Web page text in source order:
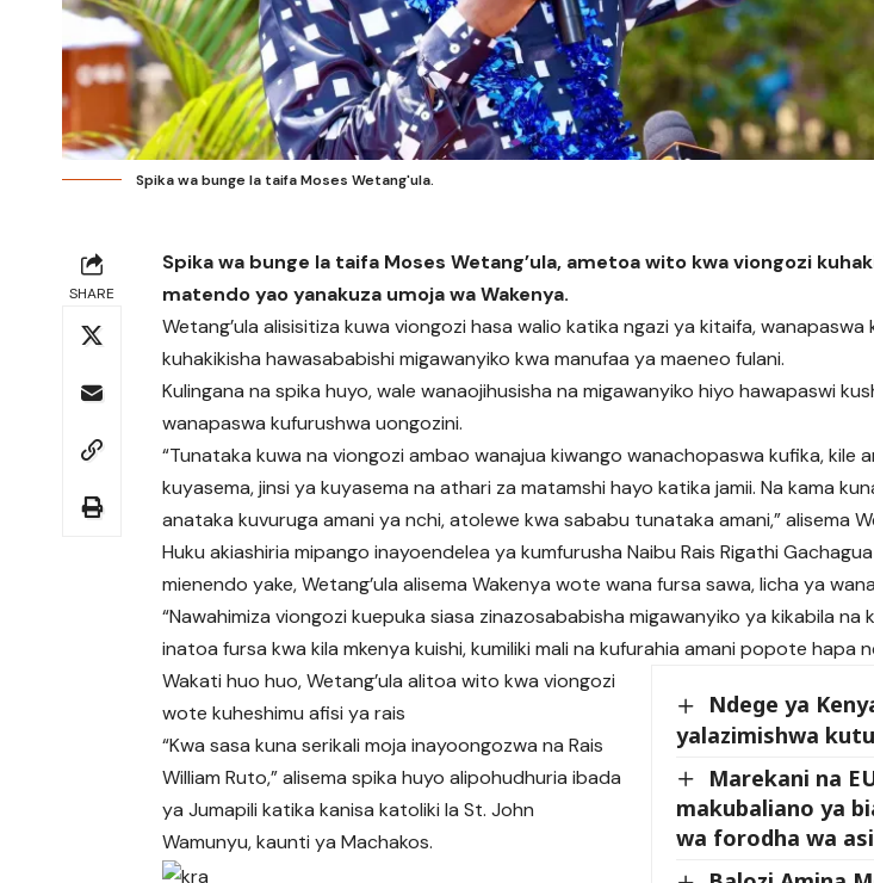
Spika wa bunge la taifa Moses Wetang'ula.
SHARE
Spika wa bunge la taifa Moses Wetang’ula, ametoa wito kwa viongozi
matendo yao yanakuza umoja wa Wakenya.
Wetang’ula alisisitiza kuwa viongozi hasa walio katika ngazi ya kitaifa, wanapaswa
kuhakikisha hawasababishi migawanyiko kwa manufaa ya maeneo fulani.
Kulingana na spika huyo, wale wanaojihusisha na migawanyiko hiyo hawapaswi
wanapaswa kufurushwa uongozini.
“Tunataka kuwa na viongozi ambao wanajua kiwango wanachopaswa kufika, kile
kuyasema, jinsi ya kuyasema na athari za matamshi hayo katika jamii. Na kama
anataka kuvuruga amani ya nchi, atolewe kwa sababu tunataka amani,” alisema
Huku akiashiria mipango inayoendelea ya kumfurusha Naibu Rais Rigathi
mienendo yake, Wetang’ula alisema Wakenya wote wana fursa sawa, licha ya
“Nawahimiza viongozi kuepuka siasa zinazosababisha migawanyiko ya kikabila na
inatoa fursa kwa kila mkenya kuishi, kumiliki mali na kufurahia amani popote hapa
Ndege ya
yalazimishwa
Marekani na
makubaliano ya
wa forodha wa
Wakati huo huo, Wetang’ula alitoa wito kwa viongozi
wote kuheshimu afisi ya rais
“Kwa sasa kuna serikali moja inayoongozwa na Rais
William Ruto,” alisema spika huyo alipohudhuria ibada
ya Jumapili katika kanisa katoliki la St. John
Wamunyu, kaunti ya Machakos.